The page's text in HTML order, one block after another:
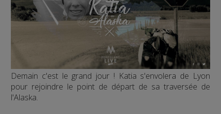
Demain c'est le grand jour ! Katia s'envolera de Lyon
pour rejoindre le point de départ de sa traversée de
l'Alaska.